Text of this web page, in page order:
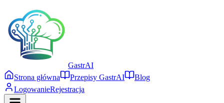
GastrAI
Strona główna
Przepisy GastrAI
Blog
LogowanieRejestracja